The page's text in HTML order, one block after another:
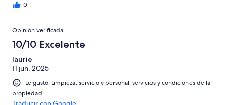
0
Opinión verificada
10/10 Excelente
laurie
11 jun. 2025
Le gustó: Limpieza, servicio y personal, servicios y condiciones de la
propiedad